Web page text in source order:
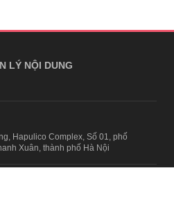
LÝ NỘI DUNG
Hapulico Complex, Số 01, phố
Xuân, thành phố Hà Nội